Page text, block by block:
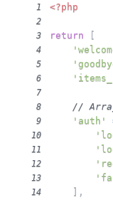
1 <?php
2
3
return [
4
5
6
7
8
//
9 'auth'
10
11
12
13
14 ] ,